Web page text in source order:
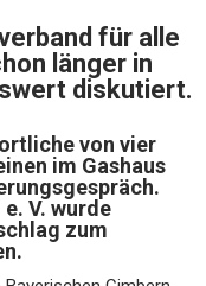
für alle
länger in
diskutiert.
von vier
im Gashaus
e. V. wurde
zum